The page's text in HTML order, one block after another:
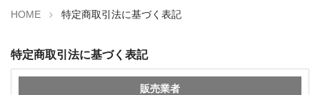
HOME 特定商取引法に基づく表記
特定商取引法に基づく表記
販売業者